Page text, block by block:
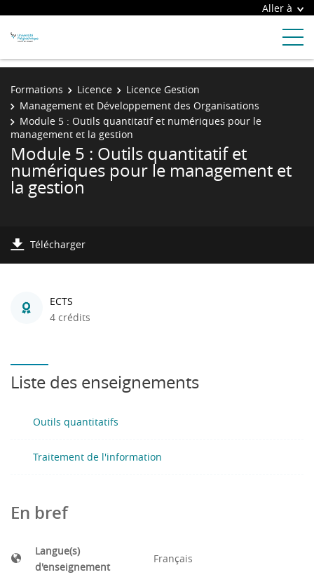
Aller à
Formations Licence
Licence Gestion
Management et Développement des Organisations
Module 5 : Outils quantitatif et numériques pour le
management et la gestion
Module 5 : Outils quantitatif et
numériques pour le management et
la gestion
Télécharger
ECTS
4 crédits
Liste des enseignements
Outils quantitatifs
Traitement de l'information
En bref
Langue(s)
d'enseignement
Français